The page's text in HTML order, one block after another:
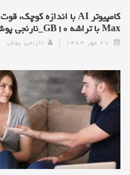
Max با تراشه GB۱۰_نارنجی پوش
۲۷ مهر ۱۴۰۴ نارنجی پوش